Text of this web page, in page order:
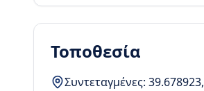
Τοποθεσία
Συντεταγμένες: 39.678923,